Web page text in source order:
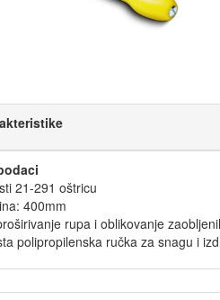
21-291 oštricu
400mm
rupa i oblikovanje
polipropilenska ručka za snagu i